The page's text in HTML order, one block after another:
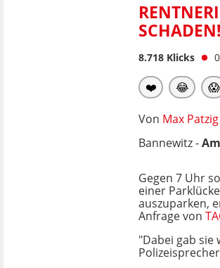
SCHADEN!
8.718 Klicks 0
❤️ 😂 😱
Von Max Patzig
Bannewitz -
Gegen 7 Uhr
einer
auszuparken,
Anfrage von
"Dabei gab sie